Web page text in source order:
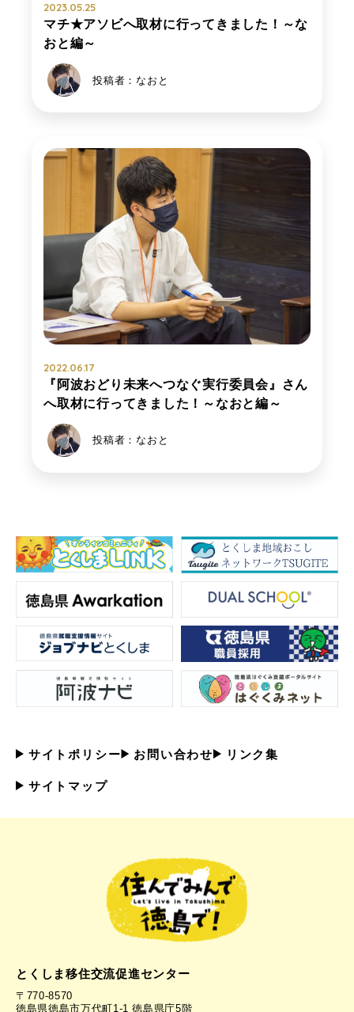
2023.05.25
マチ★アソビへ取材に行ってきました！～な
おと編～
投稿者：なおと
2022.06.17
『阿波おどり未来へつなぐ実行委員会』さん
へ取材に行ってきました！～なおと編～
投稿者：なおと
サイトポリシー お問い合わせ リンク集
サイトマップ
とくしま移住交流促進センター
〒770-8570
徳島県徳島市万代町1-1 徳島県庁5階